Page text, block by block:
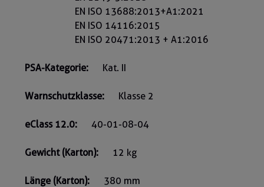
EN ISO 13688:2013+A1:2021
EN ISO 14116:2015
EN ISO 20471:2013 + A1:2016
PSA-Kategorie: Kat. II
Warnschutzklasse: Klasse 2
eClass 12.0: 40-01-08-04
Gewicht (Karton): 12 kg
Länge (Karton): 380 mm